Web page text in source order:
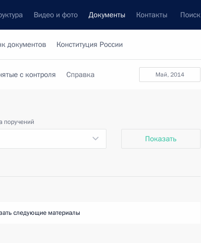
Видео и фото Документы Контакты Поиск
документов Конституция России
май, 2014
с контроля Справка
поручений
Показать
следующие материалы